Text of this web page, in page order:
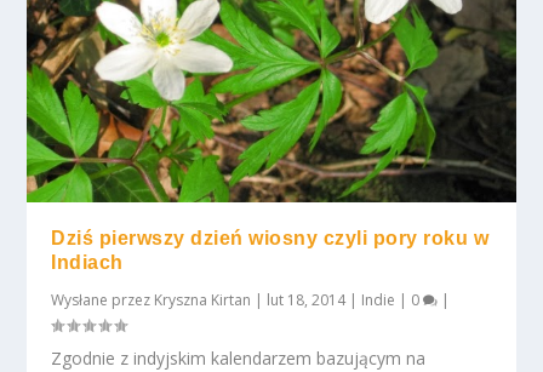
Dziś pierwszy dzień wiosny czyli pory roku w
Indiach
Wysłane przez Kryszna Kirtan | lut 18, 2014| Indie | 0 |
Zgodnie z indyjskim kalendarzem bazującym na